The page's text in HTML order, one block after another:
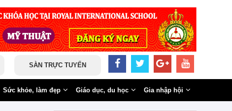
SÀN TRỰC TUYẾN
Sức khỏe, làm đẹp Giáo dục, du học Gia nhập hội